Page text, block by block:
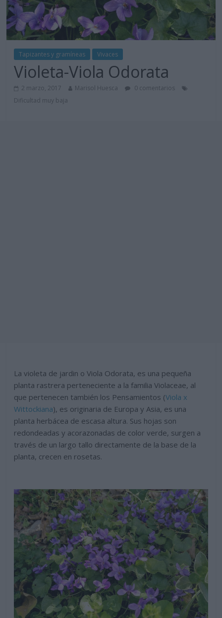
Tapizantes y gramíneas Vivaces
Violeta-Viola Odorata
2 marzo, 2017 Marisol Huesca
0 comentarios
Dificultad muy baja
La violeta de jardin o Viola Odorata, es una pequeña
planta rastrera perteneciente a la familia Violaceae, al
que pertenecen también los Pensamientos (Viola x
Wittockiana), es originaria de Europa y Asia, es una
planta herbácea de escasa altura. Sus hojas son
redondeadas y acorazonadas de color verde, surgen a
través de un largo tallo directamente de la base de la
planta, crecen en rosetas.